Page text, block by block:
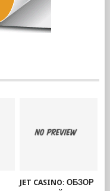
JET CASINO: ОБЗОР